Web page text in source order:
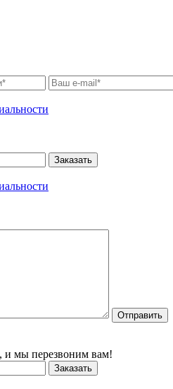
Заказать
Отправить
и мы перезвоним вам!
Заказать